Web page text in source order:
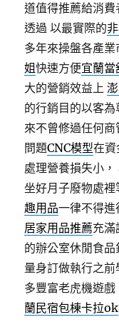
道值得推薦給消
透過 以最實際的
多年來操盤各產
姐快速方便宜蘭當
大的營銷效益上
的行銷目的以客
來不曾修過任何
問題CNC模型在
處理營養損失小
坐好月子廢物處
趣用品一律不得
居家用品推薦充滿
的辦公室休閒食品
量身訂做執行之
多豐富老虎機遊
蘭民宿包棟卡拉ok